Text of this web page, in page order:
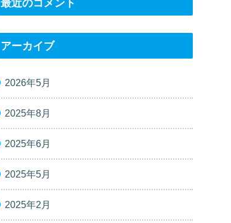
最近のコメント
アーカイブ
2026年5月
2025年8月
2025年6月
2025年5月
2025年2月